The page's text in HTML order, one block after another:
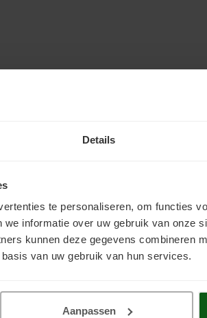
Details
te personaliseren, om functies
informatie over uw gebruik van onze
kunnen deze gegevens combineren
van uw gebruik van hun services.
Aanpassen